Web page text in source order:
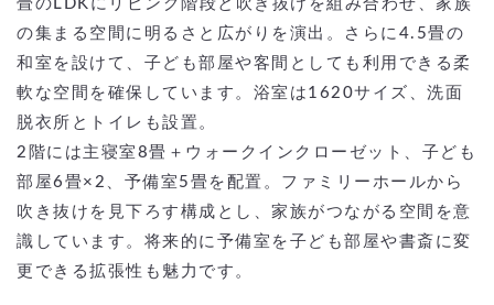
畳のLDKにリビング階段と吹き抜けを組み合わせ、家族
の集まる空間に明るさと広がりを演出。さらに4.5畳の
和室を設けて、子ども部屋や客間としても利用できる柔
軟な空間を確保しています。浴室は1620サイズ、洗面
脱衣所とトイレも設置。
2階には主寝室8畳＋ウォークインクローゼット、子ども
部屋6畳×2、予備室5畳を配置。ファミリーホールから
吹き抜けを見下ろす構成とし、家族がつながる空間を意
識しています。将来的に予備室を子ども部屋や書斎に変
更できる拡張性も魅力です。